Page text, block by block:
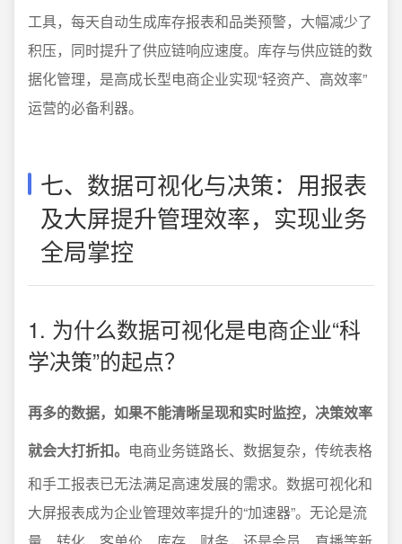
工具，每天自动生成库存报表和品类预警，大幅减少了
积压，同时提升了供应链响应速度。库存与供应链的数
据化管理，是高成长型电商企业实现“轻资产、高效率”
运营的必备利器。
七、数据可视化与决策：用报表
及大屏提升管理效率，实现业务
全局掌控
1. 为什么数据可视化是电商企业“科
学决策”的起点？
再多的数据，如果不能清晰呈现和实时监控，决策效率
就会大打折扣。 电商业务链路长、数据复杂，传统表格
和手工报表已无法满足高速发展的需求。数据可视化和
大屏报表成为企业管理效率提升的“加速器”。无论是流